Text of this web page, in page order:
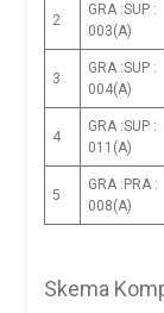
2
GRA :SUP :
003(A)
3
GRA :SUP :
004(A)
4
GRA :SUP :
011(A)
5
GRA :PRA :
008(A)
Skema